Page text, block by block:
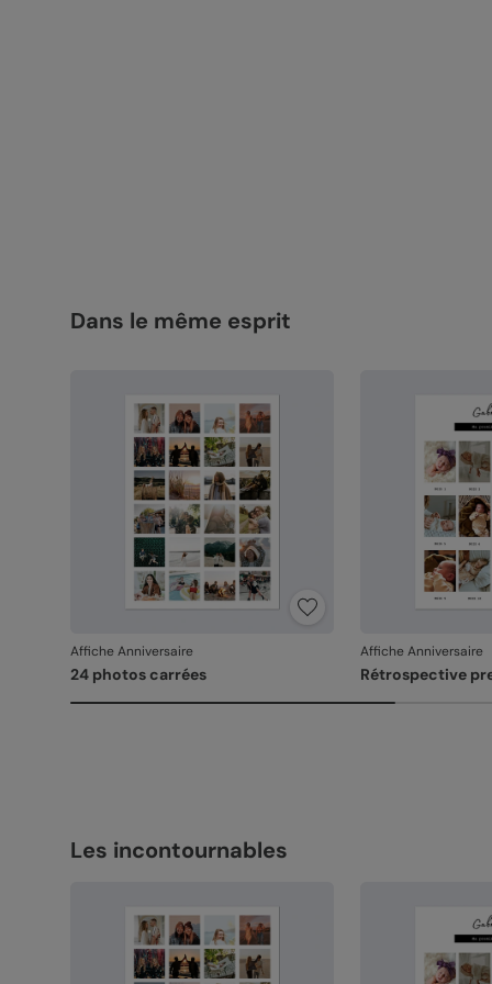
Dans le même esprit
Affiche Anniversaire
24 photos carrées
Affiche Anniversaire
Rétrospective
Les incontournables